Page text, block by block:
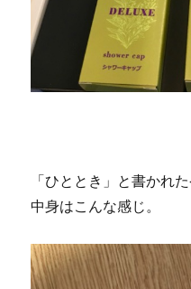
「ひととき」と書かれ
中身はこんな感じ。